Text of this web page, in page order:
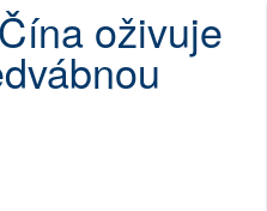
oživuje